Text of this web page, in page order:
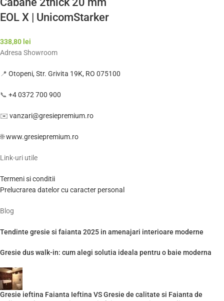
EOL X | UnicomStarker
premium Italia | Model
Exterior
338,80 lei
Adresa Showroom
📍 Otopeni, Str. Grivita 19K, RO 075100
📞 +4 0372 700 900
✉️ vanzari@gresiepremium.ro
🌐www.gresiepremium.ro
Link-uri utile
Termeni si conditii
Prelucrarea datelor cu caracter personal
Blog
Tendinte gresie si faianta 2025 in amenajari interioare moderne
Gresie dus walk-in: cum alegi solutia ideala pentru o baie moderna
Gresie ieftina Faianta Ieftina VS Gresie de calitate si Faianta de